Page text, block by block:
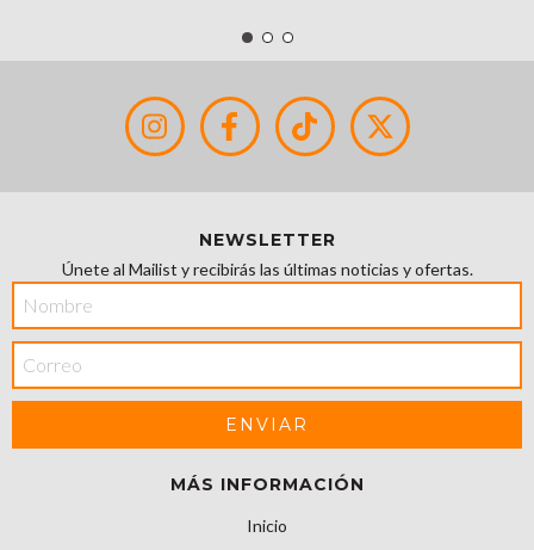
NEWSLETTER
Únete al Mailist y recibirás las últimas noticias y ofertas.
MÁS INFORMACIÓN
Inicio